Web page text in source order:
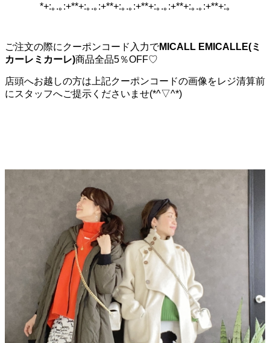
*+:｡.｡:+**+:｡.｡:+**+:｡.｡:+**+:｡.｡:+**+:｡.｡:+**+:｡
ご注文の際にクーポンコード入力でMICALL EMICALLE(ミ
カーレミカーレ)商品全品5％OFF♡
店頭へお越しの方は上記クーポンコードの画像をレジ清算前
にスタッフへご提示くださいませ(*^▽^*)